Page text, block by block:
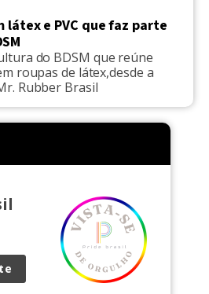
látex e PVC que faz parte
do BDSM que reúne
roupas de látex,desde a
Rubber Brasil